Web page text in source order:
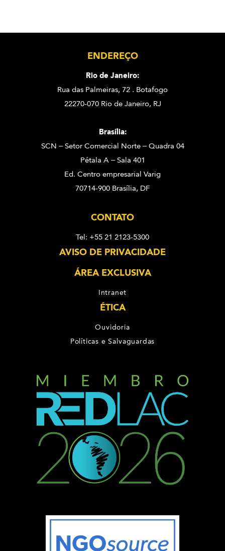
ENDEREÇO
Rio de Janeiro:
Rua das Palmeiras, 72 . Botafogo
22270-070 Rio de Janeiro, RJ
Brasília:
SCN – Setor Comercial Norte – Quadra 04
Pétala A – Sala 401
Ed. Centro empresarial Varig
70714-900 Brasília, DF
CONTATO
Tel: +55 21 2123-5300
AVISO DE PRIVACIDADE
ÁREA EXCLUSIVA
Intranet
ÉTICA
Ouvidoria
Políticas e Salvaguardas